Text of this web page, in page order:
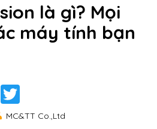
là gì? Mọi
máy tính bạn
Reddit
MC&TT Co.,Ltd